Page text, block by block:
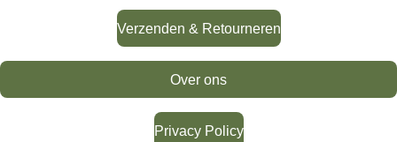
Verzenden & Retourneren
Over ons
Privacy Policy